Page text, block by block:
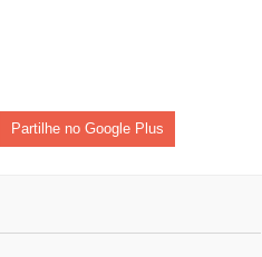
Partilhe no Google Plus